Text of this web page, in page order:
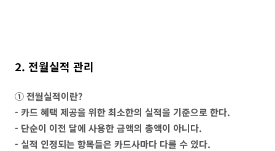
2. 전월실적 관리
① 전월실적이란?
- 카드 혜택 제공을 위한 최소한의 실적을 기준으로 한다.
- 단순이 이전 달에 사용한 금액의 총액이 아니다.
- 실적 인정되는 항목들은 카드사마다 다를 수 있다.